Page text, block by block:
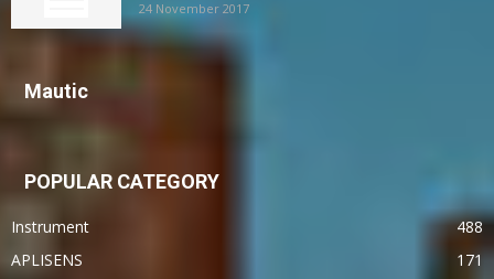
24 November 2017
Mautic
POPULAR CATEGORY
Instrument
488
APLISENS
171